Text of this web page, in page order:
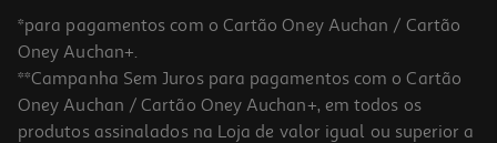
*para pagamentos com o Cartão Oney Auchan / Cartão
Oney Auchan+.
**Campanha Sem Juros para pagamentos com o Cartão
Oney Auchan / Cartão Oney Auchan+, em todos os
produtos assinalados na Loja de valor igual ou superior a